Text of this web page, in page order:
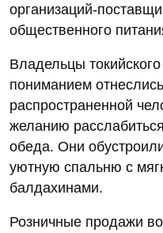
организаций-
общественного
Владельцы
пониманием
распространенной
желанию
обеда. Они
уютную спальню с
балдахинами.
Розничные продажи